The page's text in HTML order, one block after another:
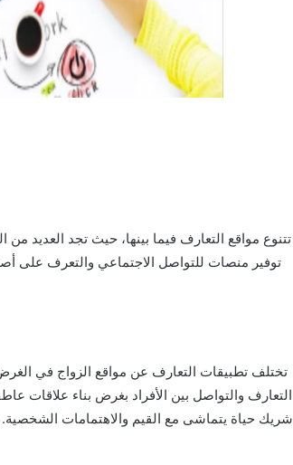
تتنوع مواقع التعارف فيما بينها، حيث تجد
توفير منصات للتواصل الاجتماعي والتعرف على
تختلف تطبيقات التعارف عن مواقع الزواج في
التعارف والتواصل بين الأفراد بغرض بناء علاقات
شريك حياة يتماشى مع القيم والاهتمامات الشخصية.